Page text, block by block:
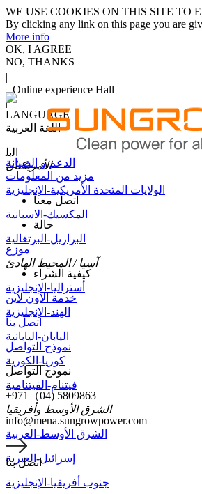
WE USE COOKIES ON THIS SITE TO
By clicking any link on this page you are
More info
OK, I AGREE
NO, THANKS
|
Online experience Hall
|
LANGUAGE
اللغة العربية
اﻟﺑﻠ
الأمريكتان
الولايات المتحدة الأمريكية-الإنجليزية
المكسيك-الاسبانية
البرازيل-البرتغالية
آسيا / المحيط الهادئ
أستراليا-الإنجليزية
الهند-الإنجليزية
اليابان-اليابانية
كوريا-الكورية
فيتنام-الفيتنامية
الشرق الأوسط وأفريقيا
الشرق الأوسط-العربية
إسرائيل-العبرية
جنوب أفريقيا-الإنجليزية
الدعم و الصيانة
مزيد من المعلومات
اتصل معنا
حالة
موزع
كيفية الشراء
خدمة الاون لاين
اتصل بنا
نموذج التواصل
نموذج التواصل
+971（04) 5809863
info@mena.sungrowpower.com
اتصل بنا